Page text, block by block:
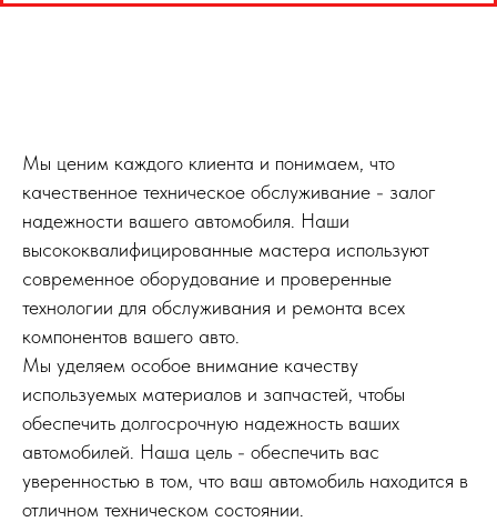
Мы ценим каждого клиента и понимаем, что
качественное техническое обслуживание - залог
надежности вашего автомобиля. Наши
высококвалифицированные мастера используют
современное оборудование и проверенные
технологии для обслуживания и ремонта всех
компонентов вашего авто.
Мы уделяем особое внимание качеству
используемых материалов и запчастей, чтобы
обеспечить долгосрочную надежность ваших
автомобилей. Наша цель - обеспечить вас
уверенностью в том, что ваш автомобиль находится в
отличном техническом состоянии.